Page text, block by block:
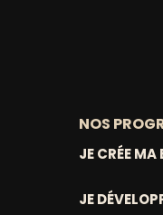
NOS
JE CRÉE MA
JE